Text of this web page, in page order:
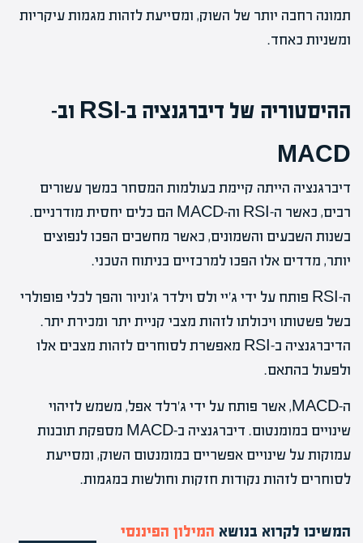
תמונה רחבה יותר של השוק, ומסייעת לזהות מגמות עיקריות
ומשניות כאחד.
ההיסטוריה של דיברגנציה ב-RSI וב-
MACD
דיברגנציה הייתה קיימת בעולמות המסחר במשך עשורים
רבים, כאשר ה-RSI וה-MACD הם כלים יחסית מודרניים.
בשנות השבעים והשמונים, כאשר מחשבים הפכו לנפוצים
יותר, מדדים אלו הפכו למרכזיים בניתוח הטכני.
ה-RSI פותח על ידי ג'יי ולס וילדר ג'וניור והפך לכלי פופולרי
בשל פשטותו ויכולתו לזהות מצבי קניית יתר ומכירת יתר.
הדיברגנציה ב-RSI מאפשרת לסוחרים לזהות מצבים אלו
ולפעול בהתאם.
ה-MACD, אשר פותח על ידי ג'רלד אפל, משמש לזיהוי
שינויים במומנטום. דיברגנציה ב-MACD מספקת תובנות
עמוקות על שינויים אפשריים במומנטום השוק, ומסייעת
לסוחרים לזהות נקודות חזקות וחולשות במגמות.
המשיכו לקרוא בנושא המילון הפיננסי